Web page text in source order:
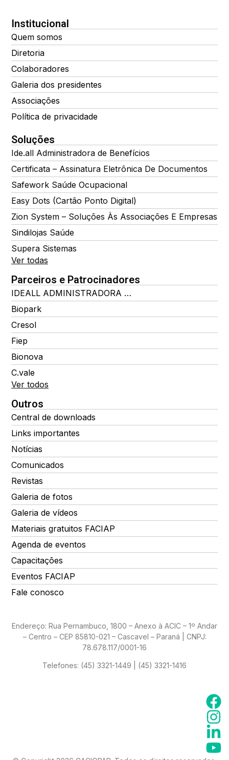
Institucional
Quem somos
Diretoria
Colaboradores
Galeria dos presidentes
Associações
Política de privacidade
Soluções
Ide.all Administradora de Benefícios
Certificata – Assinatura Eletrônica De Documentos
Safework Saúde Ocupacional
Easy Dots (Cartão Ponto Digital)
Zion System – Soluções Às Associações E Empresas
Sindilojas Saúde
Supera Sistemas
Ver todas
Parceiros e Patrocinadores
IDEALL ADMINISTRADORA DE BENEFÍCIOS
Biopark
Cresol
Fiep
Bionova
C.vale
Ver todos
Outros
Central de downloads
Links importantes
Notícias
Comunicados
Revistas
Galeria de fotos
Galeria de vídeos
Materiais gratuitos FACIAP
Agenda de eventos
Capacitações
Eventos FACIAP
Fale conosco
Endereço: Rua Pernambuco, 1800 – Anexo à ACIC – 1º Andar
– Centro – CEP 85810-021 – Cascavel – Paraná | CNPJ:
78.678.117/0001-16
Telefones: (45) 3321-1449 | (45) 3321-1416